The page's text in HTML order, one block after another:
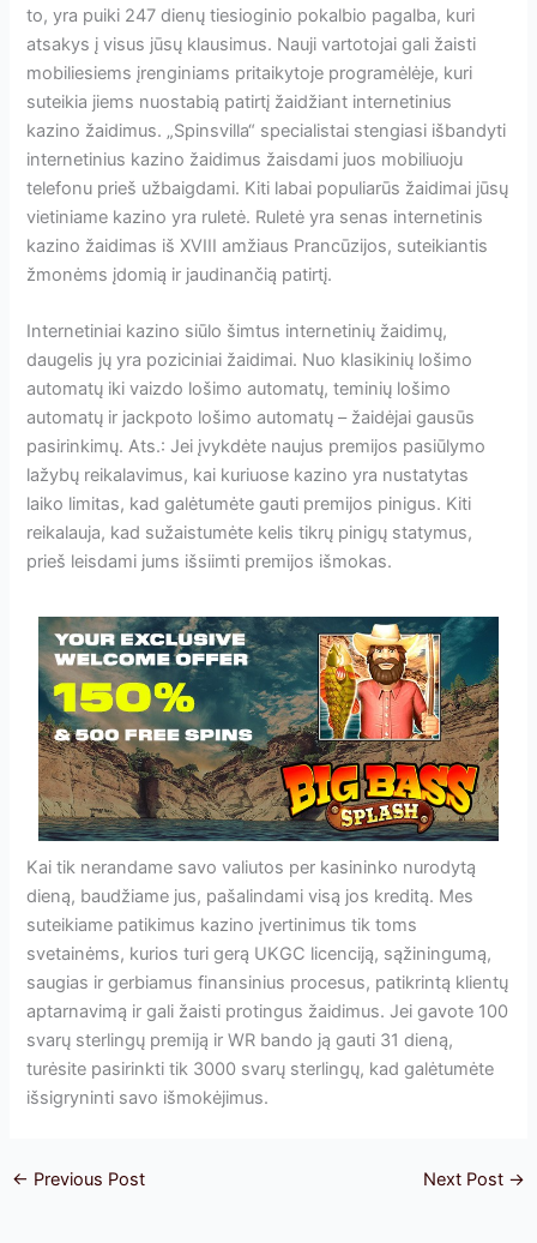
to, yra puiki 247 dienų tiesioginio pokalbio pagalba, kuri
atsakys į visus jūsų klausimus. Nauji vartotojai gali žaisti
mobiliesiems įrenginiams pritaikytoje programėlėje, kuri
suteikia jiems nuostabią patirtį žaidžiant internetinius
kazino žaidimus. „Spinsvilla“ specialistai stengiasi išbandyti
internetinius kazino žaidimus žaisdami juos mobiliuoju
telefonu prieš užbaigdami. Kiti labai populiarūs žaidimai jūsų
vietiniame kazino yra ruletė. Ruletė yra senas internetinis
kazino žaidimas iš XVIII amžiaus Prancūzijos, suteikiantis
žmonėms įdomią ir jaudinančią patirtį.
Internetiniai kazino siūlo šimtus internetinių žaidimų,
daugelis jų yra poziciniai žaidimai. Nuo klasikinių lošimo
automatų iki vaizdo lošimo automatų, teminių lošimo
automatų ir jackpoto lošimo automatų – žaidėjai gausūs
pasirinkimų. Ats.: Jei įvykdėte naujus premijos pasiūlymo
lažybų reikalavimus, kai kuriuose kazino yra nustatytas
laiko limitas, kad galėtumėte gauti premijos pinigus. Kiti
reikalauja, kad sužaistumėte kelis tikrų pinigų statymus,
prieš leisdami jums išsiimti premijos išmokas.
Kai tik nerandame savo valiutos per kasininko nurodytą
dieną, baudžiame jus, pašalindami visą jos kreditą. Mes
suteikiame patikimus kazino įvertinimus tik toms
svetainėms, kurios turi gerą UKGC licenciją, sąžiningumą,
saugias ir gerbiamus finansinius procesus, patikrintą klientų
aptarnavimą ir gali žaisti protingus žaidimus. Jei gavote 100
svarų sterlingų premiją ir WR bando ją gauti 31 dieną,
turėsite pasirinkti tik 3000 svarų sterlingų, kad galėtumėte
išsigryninti savo išmokėjimus.
← Previous Post Next Post →